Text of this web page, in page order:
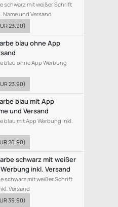
schwarz mit weißer Schrift
Name und Versand
23.90)
blau ohne App
blau ohne App Werbung
23.90)
blau mit App
und Versand
blau mit App Werbung inkl.
26.90)
schwarz mit weißer
inkl. Versand
schwarz mit weißer Schrift
Versand
39.90)